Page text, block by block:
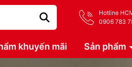
Hotline
0906 783
khuyến mãi Sản phẩm